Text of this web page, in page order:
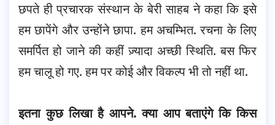
छपते ही प्रचारक संस्थान के बेरी साहब ने कहा कि इसे
हम छापेंगे और उन्होंने छापा. हम अचम्भित. रचना के लिए
समर्पित हो जाने की कहीं ज़्यादा अच्छी स्थिति. बस फिर
हम चालू हो गए. हम पर कोई और विकल्प भी तो नहीं था.
इतना कुछ लिखा है आपने. क्या आप बताएंगे कि किस